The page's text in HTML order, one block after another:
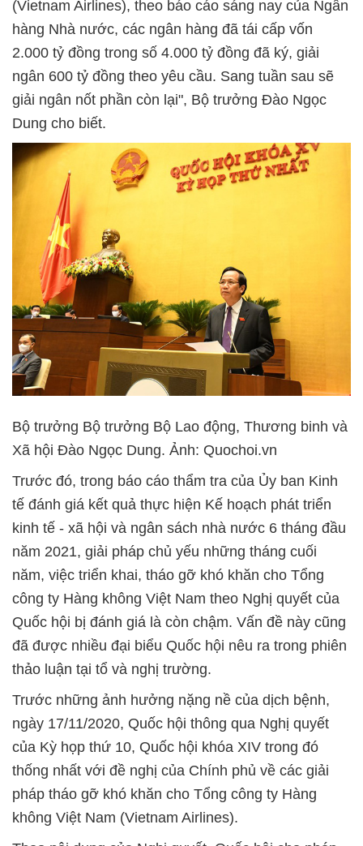
(Vietnam Airlines), theo báo cáo sáng nay của Ngân
hàng Nhà nước, các ngân hàng đã tái cấp vốn
2.000 tỷ đồng trong số 4.000 tỷ đồng đã ký, giải
ngân 600 tỷ đồng theo yêu cầu. Sang tuần sau sẽ
giải ngân nốt phần còn lại", Bộ trưởng Đào Ngọc
Dung cho biết.
Bộ trưởng Bộ trưởng Bộ Lao động, Thương binh và
Xã hội Đào Ngọc Dung. Ảnh: Quochoi.vn
Trước đó, trong báo cáo thẩm tra của Ủy ban Kinh
tế đánh giá kết quả thực hiện Kế hoạch phát triển
kinh tế - xã hội và ngân sách nhà nước 6 tháng đầu
năm 2021, giải pháp chủ yếu những tháng cuối
năm, việc triển khai, tháo gỡ khó khăn cho Tổng
công ty Hàng không Việt Nam theo Nghị quyết của
Quốc hội bị đánh giá là còn chậm. Vấn đề này cũng
đã được nhiều đại biểu Quốc hội nêu ra trong phiên
thảo luận tại tổ và nghị trường.
Trước những ảnh hưởng nặng nề của dịch bệnh,
ngày 17/11/2020, Quốc hội thông qua Nghị quyết
của Kỳ họp thứ 10, Quốc hội khóa XIV trong đó
thống nhất với đề nghị của Chính phủ về các giải
pháp tháo gỡ khó khăn cho Tổng công ty Hàng
không Việt Nam (Vietnam Airlines).